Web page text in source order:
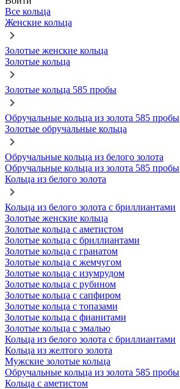
Все кольца
Женские кольца
Золотые женские кольца
Золотые кольца
Золотые кольца 585 пробы
Обручальные кольца из золота 585 пробы
Золотые обручальные кольца
Обручальные кольца из белого золота
Обручальные кольца из золота 585 пробы
Кольца из белого золота
Кольца из белого золота с бриллиантами
Золотые женские кольца
Золотые кольца с аметистом
Золотые кольца с бриллиантами
Золотые кольца с гранатом
Золотые кольца с жемчугом
Золотые кольца с изумрудом
Золотые кольца с рубином
Золотые кольца с сапфиром
Золотые кольца с топазами
Золотые кольца с фианитами
Золотые кольца с эмалью
Кольца из белого золота с бриллиантами
Кольца из желтого золота
Мужские золотые кольца
Обручальные кольца из золота 585 пробы
Кольца с аметистом